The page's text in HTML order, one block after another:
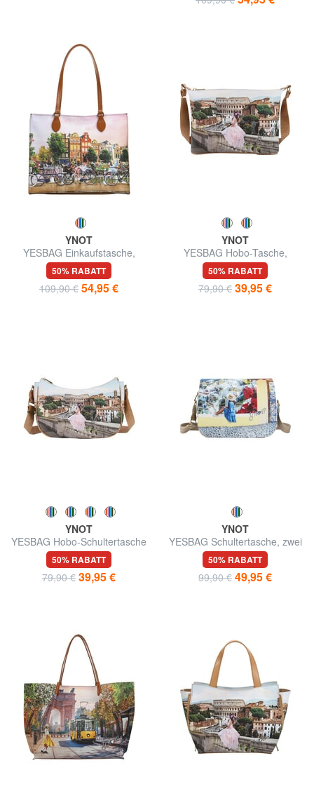
YNOT
YESBAG Einkaufstasche,
Umhängetasche
50% RABATT
109,90 € 54,95 €
YNOT
YESBAG Hobo-Tasche,
Schultertasche
50% RABATT
79,90 € 39,95 €
YNOT
YESBAG Hobo-Schultertasche
50% RABATT
79,90 € 39,95 €
YNOT
YESBAG Schultertasche, zwei
Fächer
50% RABATT
99,90 € 49,95 €